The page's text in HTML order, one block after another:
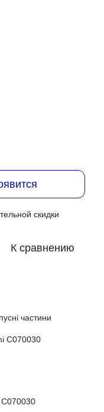
скидки
К сравнению
частини
C070030